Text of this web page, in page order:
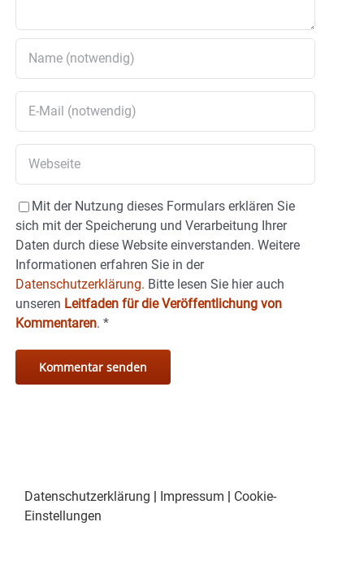
Mit der Nutzung dieses Formulars erklären Sie
sich mit der Speicherung und Verarbeitung Ihrer
Daten durch diese Website einverstanden. Weitere
Informationen erfahren Sie in der
Datenschutzerklärung. Bitte lesen Sie hier auch
unseren Leitfaden für die Veröffentlichung von
Kommentaren. *
Datenschutzerklärung | Impressum | Cookie-
Einstellungen